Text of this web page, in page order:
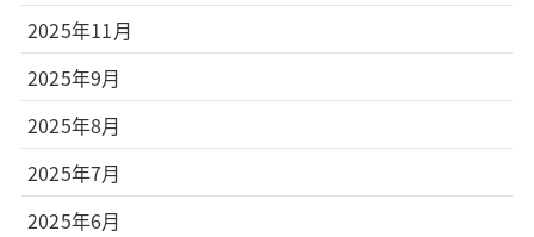
2025年11月
2025年9月
2025年8月
2025年7月
2025年6月